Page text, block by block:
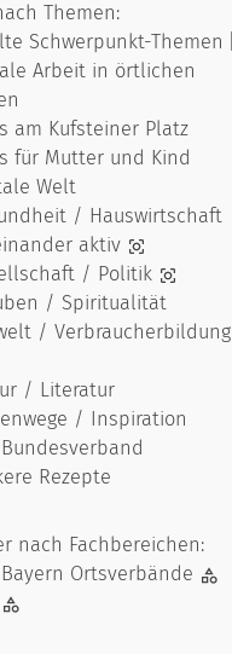
Themen:
Schwerpunkt-Themen [
Arbeit in örtlichen
am Kufsteiner Platz
für Mutter und Kind
Welt
/ Hauswirtschaft
aktiv
/ Politik
/ Spiritualität
/ Verbraucherbildung
/ Literatur
/ Inspiration
Bundesverband
Rezepte
nach Fachbereichen:
Bayern Ortsverbände